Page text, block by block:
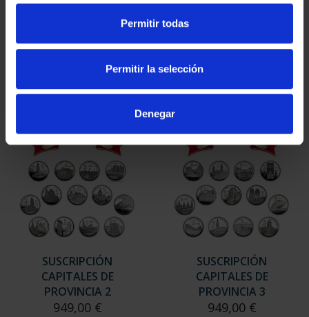
Permitir todas
Permitir la selección
Denegar
CAPITALES ESPAÑOLAS
SUSCRIPCIÓN
949,00 €
Sólo para usuarios
registrados
SUSCRIPCIÓN
CAPITALES DE
PROVINCIA 2
949,00 €
SUSCRIPCIÓN
CAPITALES DE
PROVINCIA 3
949,00 €